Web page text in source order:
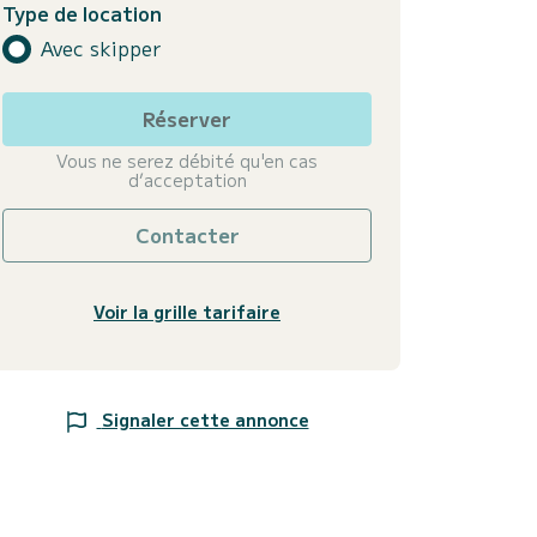
Type de location
Avec skipper
Réserver
Vous ne serez débité qu'en cas
d’acceptation
Contacter
Voir la grille tarifaire
Signaler cette annonce